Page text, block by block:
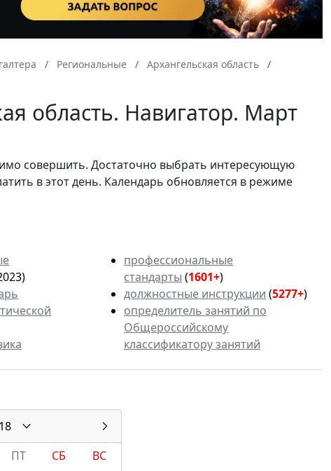
Региональные
Архангельская область
область. Навигатор. Март
совершить. Достаточно выбрать интересующую
в этот день. Календарь обновляется в режиме
профессиональные
стандарты (1601+)
должностные инструкции (5277+)
определитель занятий по
Общероссийскому
классификатору занятий
ПТ СБ
ВС